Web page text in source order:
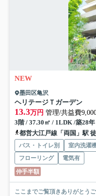
NEW
墨田区亀沢
ヘリテージＴガーデン
13.3万円 管理/共益費
3階 / 37.30㎡ / 1LDK /築28年
都営大江戸線「両国」駅
バス・トイレ別 室内洗濯
フローリング
電気有
仲手半額
ここまでご覧頂きありがとうございます。 お部屋探